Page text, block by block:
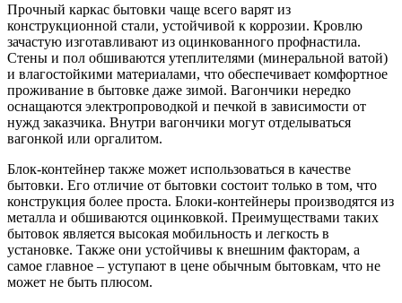
Прочный каркас бытовки чаще всего варят из
конструкционной стали, устойчивой к коррозии. Кровлю
зачастую изготавливают из оцинкованного профнастила.
Стены и пол обшиваются утеплителями (минеральной ватой)
и влагостойкими материалами, что обеспечивает комфортное
проживание в бытовке даже зимой. Вагончики нередко
оснащаются электропроводкой и печкой в зависимости от
нужд заказчика. Внутри вагончики могут отделываться
вагонкой или оргалитом.
Блок-контейнер также может использоваться в качестве
бытовки. Его отличие от бытовки состоит только в том, что
конструкция более проста. Блоки-контейнеры производятся из
металла и обшиваются оцинковкой. Преимуществами таких
бытовок является высокая мобильность и легкость в
установке. Также они устойчивы к внешним факторам, а
самое главное – уступают в цене обычным бытовкам, что не
может не быть плюсом.